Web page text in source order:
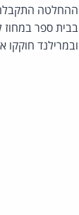
ההחלטה התקבלה
בבית ספר במחוז
ובמרילנד חוקקו